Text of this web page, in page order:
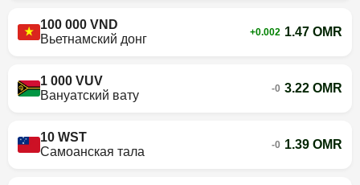
100 000 VND
Вьетнамский донг
+0.002 1.47 OMR
1 000 VUV
Вануатский вату
-0 3.22 OMR
10 WST
Самоанская тала
-0 1.39 OMR